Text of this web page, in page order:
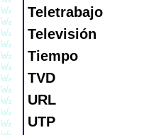
Teletrabajo
Televisión
Tiempo
TVD
URL
UTP